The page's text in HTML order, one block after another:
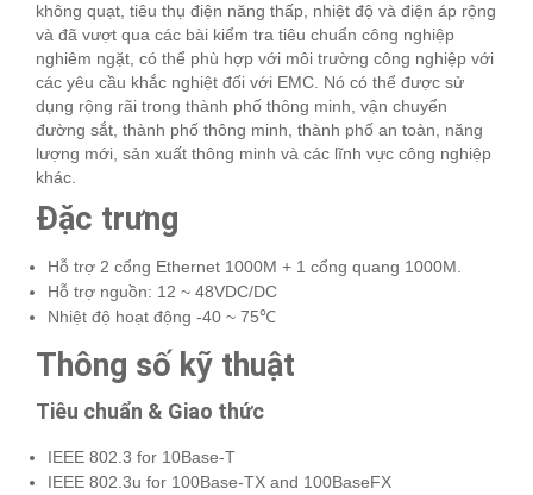
không quạt, tiêu thụ điện năng thấp, nhiệt độ và điện áp rộng
và đã vượt qua các bài kiểm tra tiêu chuẩn công nghiệp
nghiêm ngặt, có thể phù hợp với môi trường công nghiệp với
các yêu cầu khắc nghiệt đối với EMC. Nó có thể được sử
dụng rộng rãi trong thành phố thông minh, vận chuyển
đường sắt, thành phố thông minh, thành phố an toàn, năng
lượng mới, sản xuất thông minh và các lĩnh vực công nghiệp
khác.
Đặc trưng
Hỗ trợ 2 cổng Ethernet 1000M + 1 cổng quang 1000M.
Hỗ trợ nguồn: 12 ~ 48VDC/DC
Nhiệt độ hoạt động -40 ~ 75℃
Thông số kỹ thuật
Tiêu chuẩn & Giao thức
IEEE 802.3 for 10Base-T
IEEE 802.3u for 100Base-TX and 100BaseFX